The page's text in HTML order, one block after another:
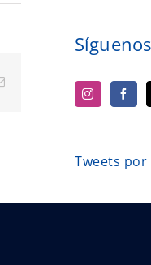
Correo
Tweets por